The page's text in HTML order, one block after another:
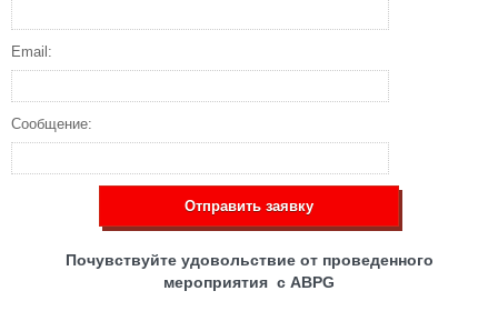
Email:
Сообщение:
Отправить заявку
Почувствуйте удовольствие от проведенного
мероприятия с ABPG